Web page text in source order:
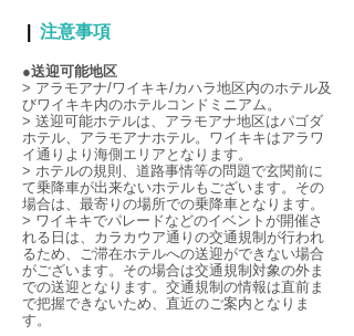
注意事項
●送迎可能地区
> アラモアナ/ワイキキ/カハラ地区内のホテル及
びワイキキ内のホテルコンドミニアム。
> 送迎可能ホテルは、アラモアナ地区はパゴダ
ホテル、アラモアナホテル。ワイキキはアラワ
イ通りより海側エリアとなります。
> ホテルの規則、道路事情等の問題で玄関前に
て乗降車が出来ないホテルもございます。その
場合は、最寄りの場所での乗降車となります。
> ワイキキでパレードなどのイベントが開催さ
れる日は、カラカウア通りの交通規制が行われ
るため、ご滞在ホテルへの送迎ができない場合
がございます。その場合は交通規制対象の外ま
での送迎となります。交通規制の情報は直前ま
で把握できないため、直近のご案内となりま
す。